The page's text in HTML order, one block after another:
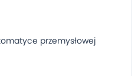
przemysłowej